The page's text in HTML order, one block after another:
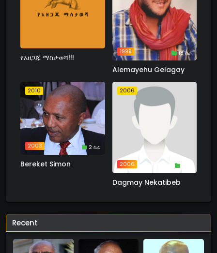
የአዘጋጁ ማስታወሻ!!!
1999 18 ስራ
Alemayehu Gelagay
2010
2003 2 ስራ
Bereket Simon
2006
2006
Dagmay Nekatibeb
Recent